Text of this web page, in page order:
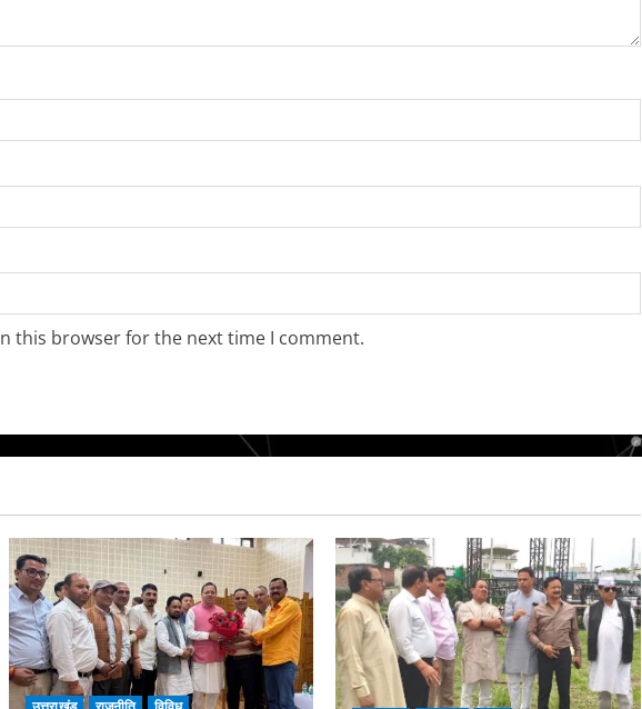
this browser for the next time I comment.